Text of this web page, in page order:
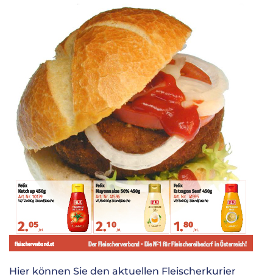
Hier können Sie den aktuellen Fleischerkurier